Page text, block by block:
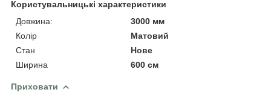
Користувальницькі характеристики
Довжина:
3000 мм
Колір
Матовий
Стан
Нове
Ширина
600 см
Приховати